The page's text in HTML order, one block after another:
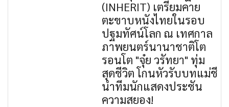
(INHERIT) เตรียมคาย
ตะขาบหนังไทยในรอบ
ปฐมทัศน์โลก ณ เทศกาล
ภาพยนตร์นานาชาติโต
รอนโต "จุ๋ย วรัทยา" ทุ่ม
สุดชีวิต โกนหัวรับบทแม่ชี
นำทีมนักแสดงประชัน
ความสยอง!